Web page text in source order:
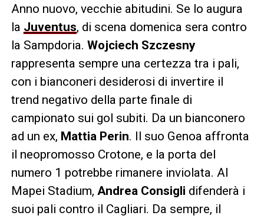
Anno nuovo, vecchie abitudini. Se lo augura
la Juventus, di scena domenica sera contro
la Sampdoria. Wojciech Szczesny
rappresenta sempre una certezza tra i pali,
con i bianconeri desiderosi di invertire il
trend negativo della parte finale di
campionato sui gol subiti. Da un bianconero
ad un ex, Mattia Perin. Il suo Genoa affronta
il neopromosso Crotone, e la porta del
numero 1 potrebbe rimanere inviolata. Al
Mapei Stadium, Andrea Consigli difenderà i
suoi pali contro il Cagliari. Da sempre, il